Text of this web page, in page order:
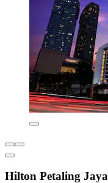
Hilton Petaling Jaya